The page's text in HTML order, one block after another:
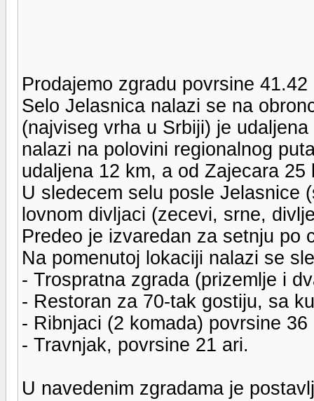
Prodajemo zgradu povrsine
Selo Jelasnica nalazi se na
(najviseg vrha u Srbiji) je
nalazi na polovini regionalnog
udaljena 12 km, a od Zajecara 25
U sledecem selu posle Jelasnice
lovnom divljaci (zecevi, srne,
Predeo je izvaredan za setnju po
Na pomenutoj lokaciji nalazi se
- Trospratna zgrada (prizemlje i
- Restoran za 70-tak gostiju, sa
- Ribnjaci (2 komada) povrsine
- Travnjak, povrsine 21 ari.
U navedenim zgradama je